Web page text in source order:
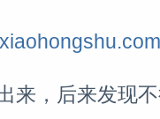
来，后来发现